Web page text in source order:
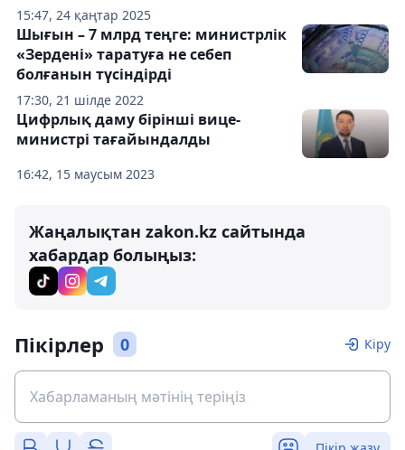
15:47, 24 қаңтар 2025
17:30, 21 шілде 2022
Шығын – 7 млрд теңге: министрлік
«Зердені» таратуға не себеп
болғанын түсіндірді
16:42, 15 маусым 2023
Цифрлық даму бірінші вице-
министрі тағайындалды
Жаңалықтан zakon.kz сайтында
хабардар болыңыз:
Пікірлер 0 Кіру